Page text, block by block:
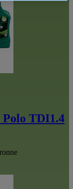
Polo TDI1.4